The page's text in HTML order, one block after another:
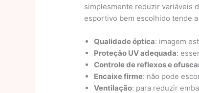
simplesmente reduzir variáveis
esportivo bem escolhido tende
Qualidade óptica: imagem
Proteção UV adequada:
Controle de reflexos e
Encaixe firme: não pode
Ventilação: para reduzir